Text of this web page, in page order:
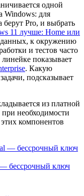
одной
Windows: для
Pro, и выбрать
11 лучше: Home или
данных, к окружению
и тестов часто
показывает
. Какую
подсказывает
из платной
необходимости
компонентов
— бессрочный ключ